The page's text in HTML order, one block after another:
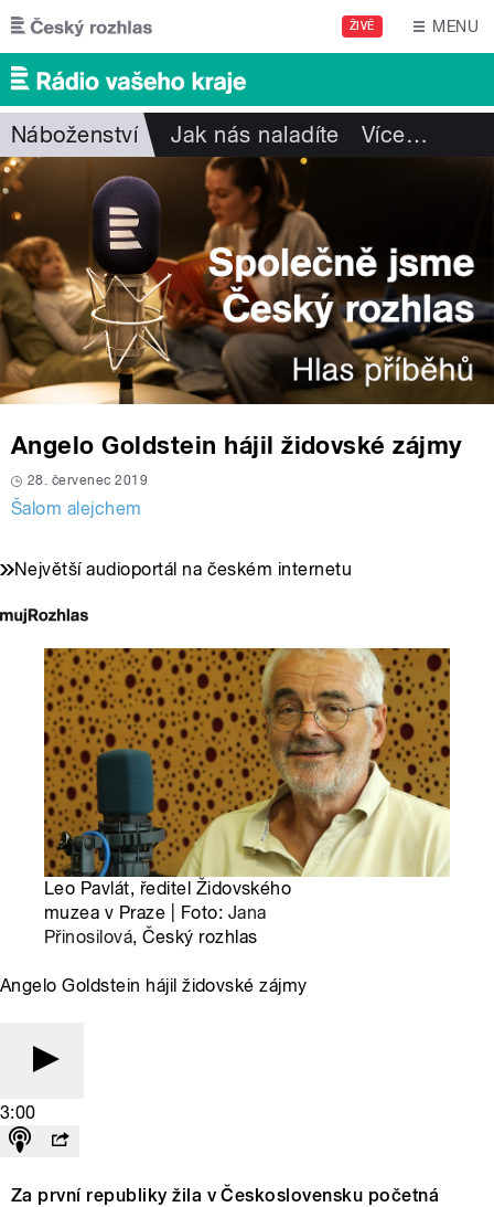
Přejít k hlavnímu obsahu
ŽIVĚ MENU
Náboženství Jak nás naladíte Více…
Angelo Goldstein hájil židovské zájmy
28. červenec 2019
Šalom alejchem
Největší audioportál na českém internetu
Leo Pavlát, ředitel Židovského
muzea v Praze | Foto: Jana
Přinosilová, Český rozhlas
Angelo Goldstein hájil židovské zájmy
3:00
Za první republiky žila v Československu početná